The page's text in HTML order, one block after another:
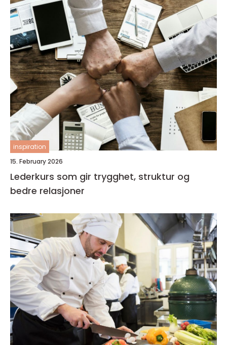
inspiration
15. February 2026
Lederkurs som gir trygghet, struktur og
bedre relasjoner